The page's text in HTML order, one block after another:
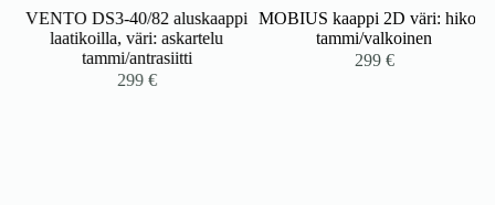
VENTO DS3-40/82 aluskaappi
laatikoilla, väri: askartelu
tammi/antrasiitti
299€
MOBIUS kaappi 2D väri: hikora
tammi/valkoinen
299€